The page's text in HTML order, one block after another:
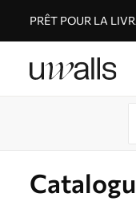
PRÊT POUR LA